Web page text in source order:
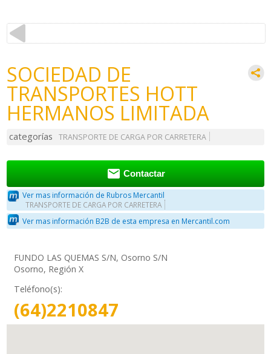
SOCIEDAD DE
TRANSPORTES HOTT
HERMANOS LIMITADA
categorías TRANSPORTE DE CARGA POR CARRETERA
 Contactar
Ver mas información de Rubros Mercantil
TRANSPORTE DE CARGA POR CARRETERA
Ver mas información B2B de esta empresa en Mercantil.com
FUNDO LAS QUEMAS S/N, Osorno S/N
Osorno, Región X
Teléfono(s):
(64)2210847